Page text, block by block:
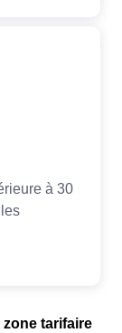
zone tarifaire